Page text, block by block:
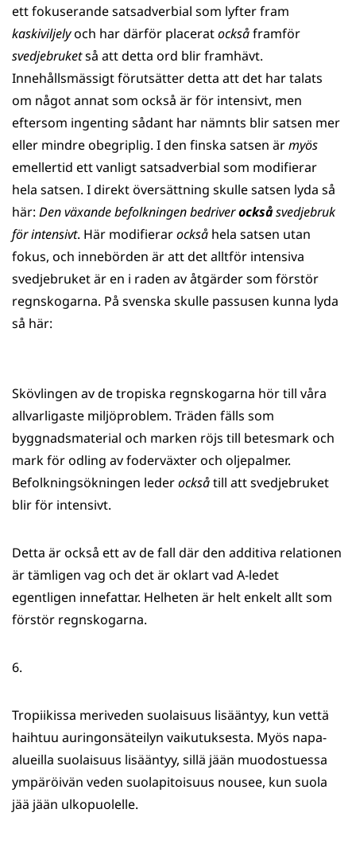
ett fokuserande satsadverbial som lyfter fram
kaskiviljelyoch har därför placeratocksåframför
svedjebruketså att detta ord blir framhävt.
Innehållsmässigt förutsätter detta att det har talats
om något annat som också är för intensivt, men
eftersom ingenting sådant har nämnts blir satsen mer
eller mindre obegriplig. I den finska satsen ärmyös
emellertid ett vanligt satsadverbial som modifierar
hela satsen. I direkt översättning skulle satsen lyda så
här: Den växande befolkningen bedriverocksåsvedjebruk
för intensivt. Här modifierarockså hela satsen utan
fokus, och innebörden är att det alltför intensiva
svedjebruket är en i raden av åtgärder som förstör
regnskogarna. På svenska skulle passusen kunna lyda
så här:
Skövlingen av de tropiska regnskogarna hör till våra
allvarligaste miljöproblem. Träden fälls som
byggnadsmaterial och marken röjs till betesmark och
mark för odling av foderväxter och oljepalmer.
Befolkningsökningen lederocksåtill att svedjebruket
blir för intensivt.
Detta är också ett av de fall där den additiva relationen
är tämligen vag och det är oklart vad A-ledet
egentligen innefattar. Helheten är helt enkelt allt som
förstör regnskogarna.
6.
Tropiikissa meriveden suolaisuus lisääntyy, kun vettä
haihtuu auringonsäteilyn vaikutuksesta. Myös napa-
alueilla suolaisuus lisääntyy, sillä jään muodostuessa
ympäröivän veden suolapitoisuus nousee, kun suola
jää jään ulkopuolelle.